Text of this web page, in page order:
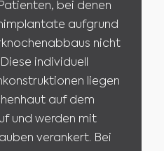
bei denen
aufgrund
nicht
individuell
liegen
auf dem
und werden mit
verankert. Bei